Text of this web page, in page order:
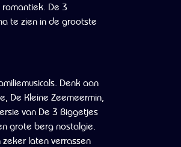
De 3
te zien in de grootste
Denk aan
De Kleine Zeemeermin,
van De 3 Biggetjes
grote berg nostalgie.
laten verrassen